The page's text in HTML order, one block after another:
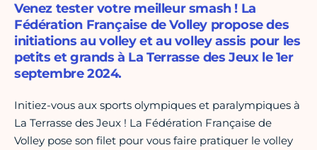
Venez tester votre meilleur smash ! La
Fédération Française de Volley propose des
initiations au volley et au volley assis pour les
petits et grands à La Terrasse des Jeux le 1er
septembre 2024.
Initiez-vous aux sports olympiques et paralympiques à
La Terrasse des Jeux ! La Fédération Française de
Volley pose son filet pour vous faire pratiquer le volley